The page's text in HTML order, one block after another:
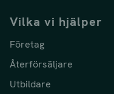
Vilka vi hjälper
Företag
Återförsäljare
Utbildare